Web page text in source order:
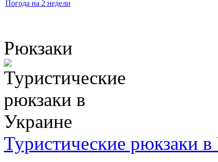
Погода на 2 недели
Рюкзаки
Туристические рюкзаки